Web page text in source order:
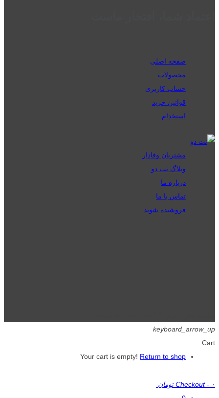
صفحه اصلی
محصولات
حساب کاربری
قوانین خرید
استخدام
مشتریان وفادار
وبلاگ نت دو
درباره ما
تماس با ما
فروشنده شوید
keyboard_arrow_up
Cart
Your cart is empty! Return to shop
Checkout - ۰ تومان